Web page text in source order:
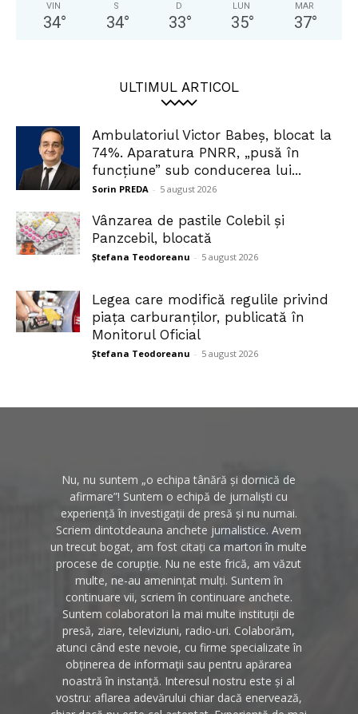
VIN
34°
S
34°
D
33°
LUN
35°
MAR
37°
ULTIMUL ARTICOL
Ambulatoriul Victor Babeș, blocat la
74%. Aparatura PNRR, „pusă în
funcțiune” sub conducerea lui...
Sorin PREDA - 5 august 2026
Vânzarea de pastile Colebil și
Panzcebil, blocată
Ștefana Teodoreanu - 5 august 2026
Legea care modifică regulile privind
piața carburanților, publicată în
Monitorul Oficial
Ștefana Teodoreanu - 5 august 2026
Nu, nu suntem „o echipa tânără și dornică de
afirmare”! Suntem o echipă de jurnaliști cu
experiență în investigații de presă și nu numai.
Scriem dintotdeauna anchete jurnalistice. Avem
un trecut bogat, am fost citați ca martori în multe
procese de corupție. Nu ne este frică, am văzut
multe, ne-au amenințat mulți. Suntem în
continuare vii, scriem în continuare anchete.
Suntem colaboratori la mai multe instituții de
presă, ziare, televiziuni, radio-uri. Colaborăm,
atunci când este nevoie, cu firme specializate în
obținerea de informații sau pentru apărarea
noastră în instanță. Interesul nostru este și al
vostru: aflarea adevărului chiar dacă enervează,